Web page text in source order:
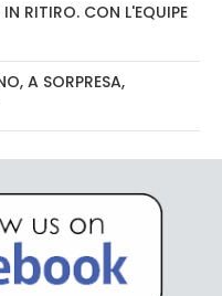
RITIRO. CON L'EQUIPE
A SORPRESA,